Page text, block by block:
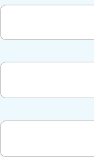
2026年8月6日
新規ALTの応募に